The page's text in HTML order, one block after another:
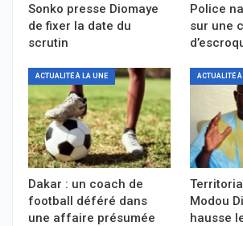
Sonko presse Diomaye
de fixer la date du
scrutin
Police
sur une
ACTUALITÉ À LA UNE
Dakar : un coach de
football déféré dans
une affaire présumée
ACTUALITÉ
Modou
hausse